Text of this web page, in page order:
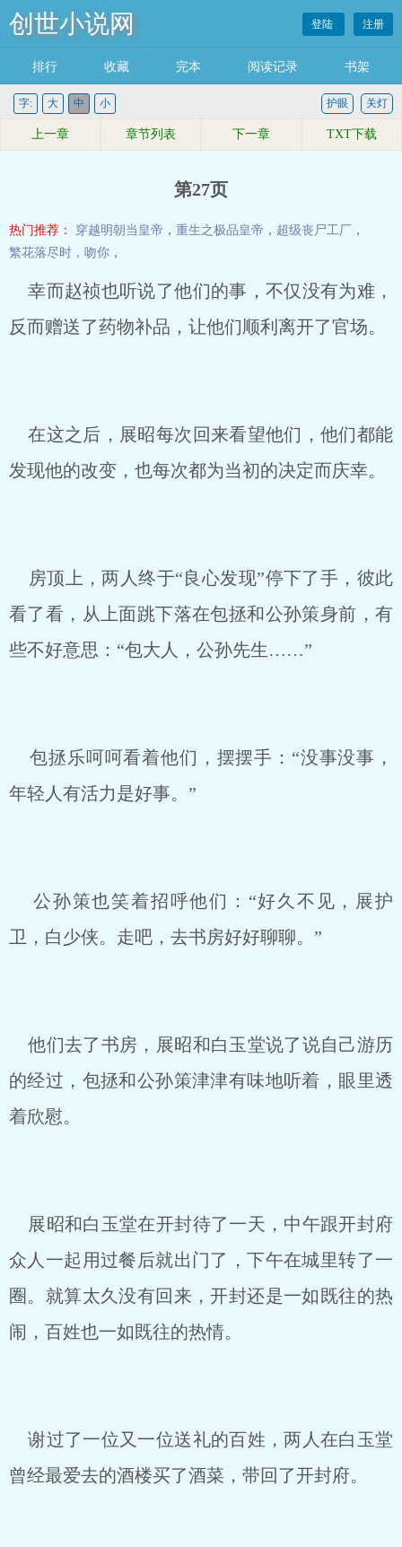
创世小说网 登陆 注册
排行 收藏 完本 阅读记录 书架
字: 大 中 小 关灯
护眼
上一章 章节列表 下一章 TXT下载
第27页
热门推荐： 穿越明朝当皇帝 ， 重生之极品皇帝 ， 超级丧尸工厂 ，
繁花落尽时，吻你 ，
幸而赵祯也听说了他们的事，不仅没有为难，
反而赠送了药物补品，让他们顺利离开了官场。
在这之后，展昭每次回来看望他们，他们都能
发现他的改变，也每次都为当初的决定而庆幸。
房顶上，两人终于“良心发现”停下了手，彼此
看了看，从上面跳下落在包拯和公孙策身前，有
些不好意思：“包大人，公孙先生……”
包拯乐呵呵看着他们，摆摆手：“没事没事，
年轻人有活力是好事。”
公孙策也笑着招呼他们：“好久不见，展护
卫，白少侠。走吧，去书房好好聊聊。”
他们去了书房，展昭和白玉堂说了说自己游历
的经过，包拯和公孙策津津有味地听着，眼里透
着欣慰。
展昭和白玉堂在开封待了一天，中午跟开封府
众人一起用过餐后就出门了，下午在城里转了一
圈。就算太久没有回来，开封还是一如既往的热
闹，百姓也一如既往的热情。
谢过了一位又一位送礼的百姓，两人在白玉堂
曾经最爱去的酒楼买了酒菜，带回了开封府。